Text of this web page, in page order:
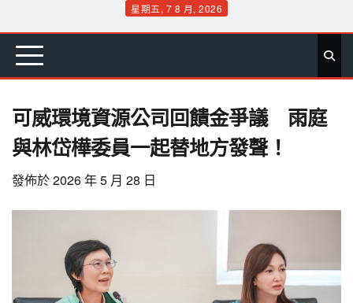
content
星期五, 7 8 月, 2026
首 要 娛 生 社 文 公 運 旅 政 地 專
可威環境資源公司回饋金爭議 雨庭
與林岱樺委員一起替地方發聲！
發佈於2026 年 5 月 28 日